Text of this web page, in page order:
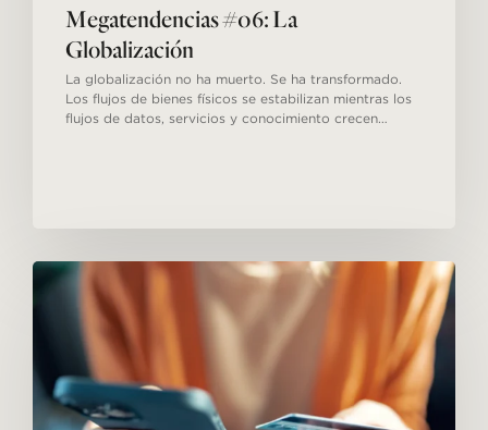
Megatendencias #06: La
Globalización
La globalización no ha muerto. Se ha transformado.
Los flujos de bienes físicos se estabilizan mientras los
flujos de datos, servicios y conocimiento crecen…
Megatendencias
La
servicios